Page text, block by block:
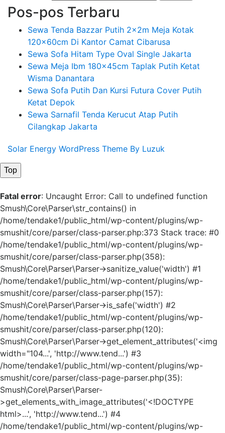
Pos-pos Terbaru
Sewa Tenda Bazzar Putih 2x2m Meja Kotak
120x60cm Di Kantor Camat Cibarusa
Sewa Sofa Hitam Type Oval Single Jakarta
Sewa Meja Ibm 180x45cm Taplak Putih Ketat
Wisma Danantara
Sewa Sofa Putih Dan Kursi Futura Cover Putih
Ketat Depok
Sewa Sarnafil Tenda Kerucut Atap Putih
Cilangkap Jakarta
Solar Energy WordPress Theme By Luzuk
Top
Fatal error: Uncaught Error: Call to undefined function
Smush\Core\Parser\str_contains() in
/home/tendake1/public_html/wp-content/plugins/wp-
smushit/core/parser/class-parser.php:373 Stack trace: #0
/home/tendake1/public_html/wp-content/plugins/wp-
smushit/core/parser/class-parser.php(358):
Smush\Core\Parser\Parser->sanitize_value('width') #1
/home/tendake1/public_html/wp-content/plugins/wp-
smushit/core/parser/class-parser.php(157):
Smush\Core\Parser\Parser->is_safe('width') #2
/home/tendake1/public_html/wp-content/plugins/wp-
smushit/core/parser/class-parser.php(120):
Smush\Core\Parser\Parser->get_element_attributes('<img
width="104...', 'http://www.tend...') #3
/home/tendake1/public_html/wp-content/plugins/wp-
smushit/core/parser/class-page-parser.php(35):
Smush\Core\Parser\Parser-
>get_elements_with_image_attributes('<!DOCTYPE
html>...', 'http://www.tend...') #4
/home/tendake1/public_html/wp-content/plugins/wp-